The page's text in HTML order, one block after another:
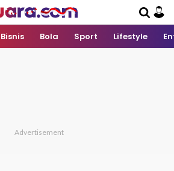
Bisnis Bola Sport Lifestyle